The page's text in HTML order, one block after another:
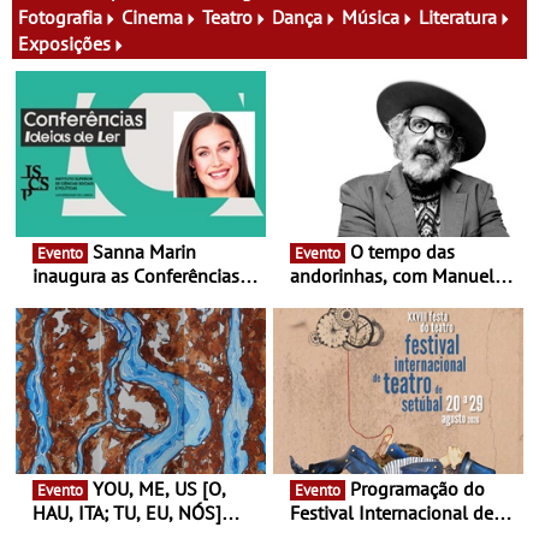
Fotografia
Cinema Teatro Dança Música
Literatura
Exposições
Evento
inaugura as Conferências
Antiga primeira-ministra da
Finlândia é a convidada da
primeira edição do novo
ciclo de debates dedicado
aos grandes temas do
nosso tempo
Evento
andorinhas, com Manuel
Atum - Concerto
performance na MAAT
Gallery a 3 de Setembro,
19:30
Evento
HAU, ITA; TU, EU, NÓS]
Evento
Festival Internacional de